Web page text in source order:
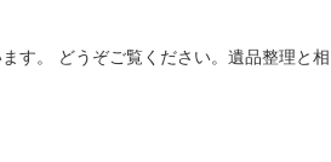
す。 どうぞご覧ください。遺品整理と相